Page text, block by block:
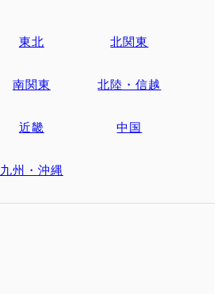
東北 北関東
南関東 北陸・信越
近畿 中国
九州・沖縄